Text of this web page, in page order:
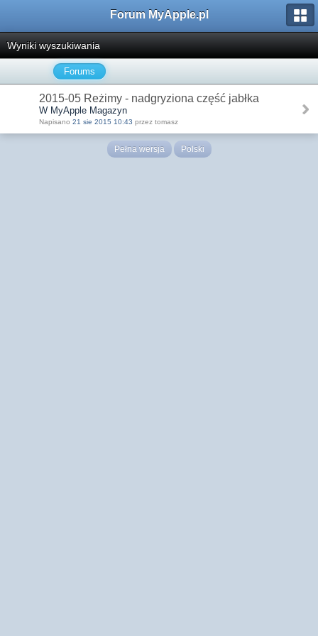
Forum MyApple.pl
Wyniki wyszukiwania
Forums
2015-05 Reżimy - nadgryziona część jabłka
W MyApple Magazyn
Napisano 21 sie 2015 10:43 przez tomasz
Pełna wersja Polski